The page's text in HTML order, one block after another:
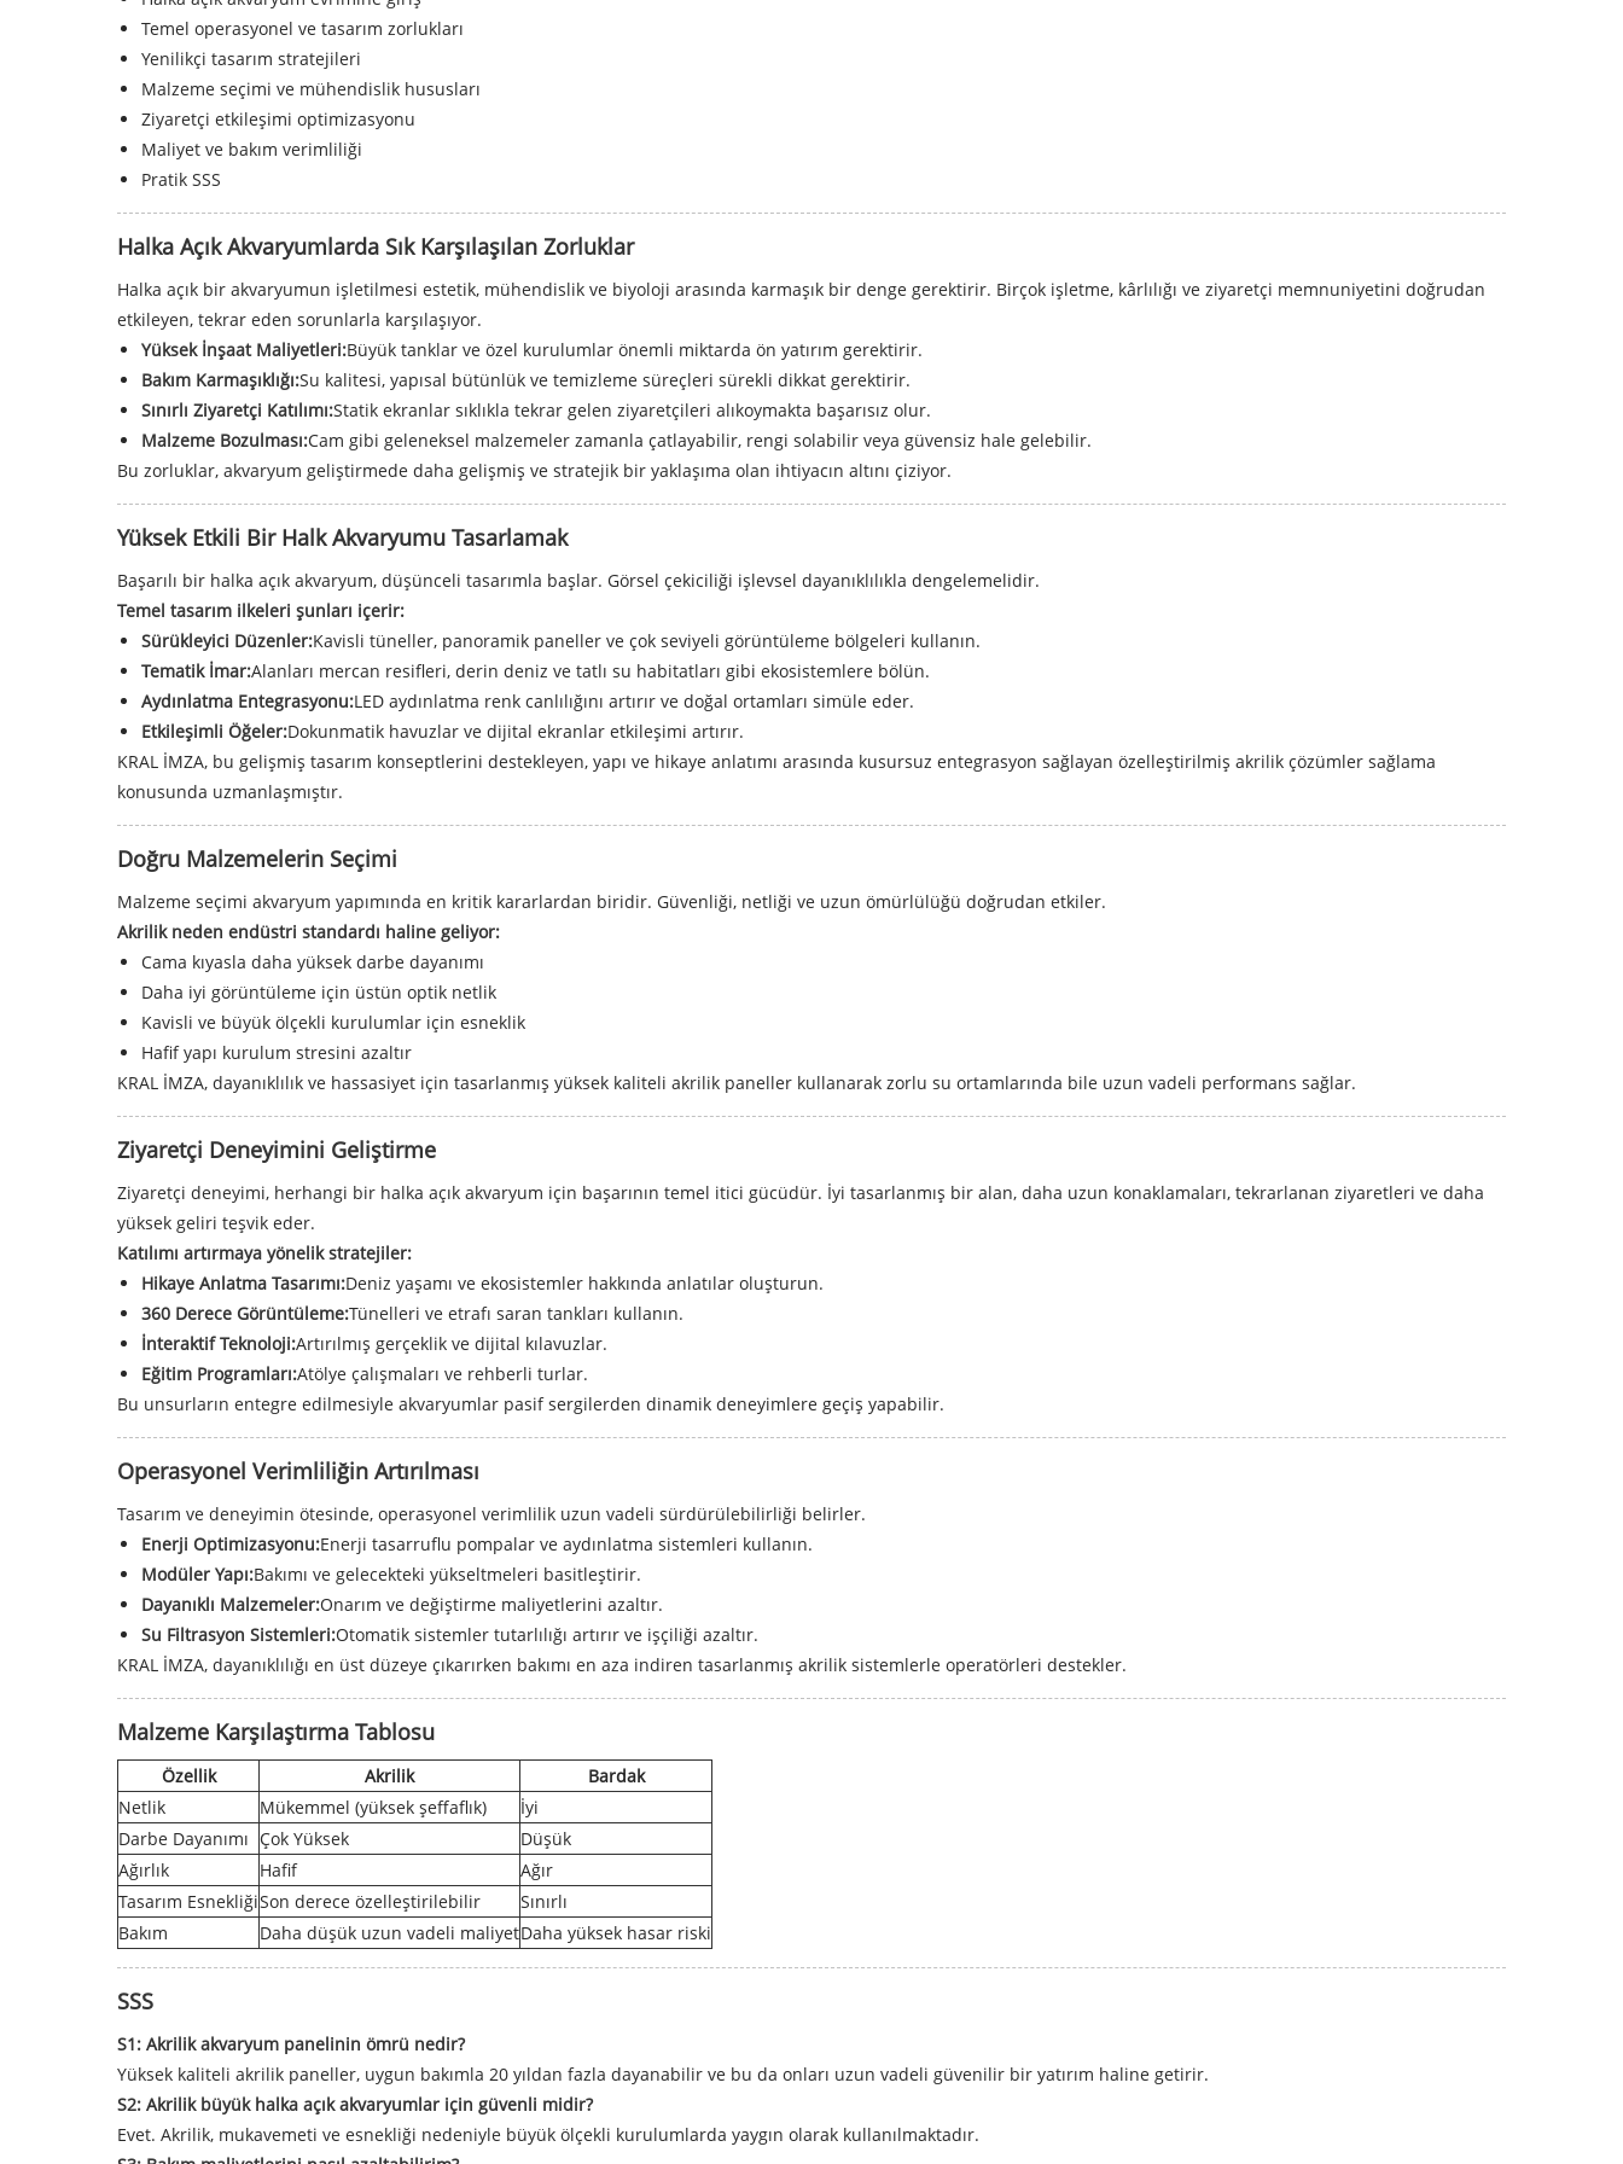
Temel operasyonel ve tasarım zorlukları
Yenilikçi tasarım stratejileri
Malzeme seçimi ve mühendislik hususları
Ziyaretçi etkileşimi optimizasyonu
Maliyet ve bakım verimliliği
Pratik SSS
Halka Açık Akvaryumlarda Sık Karşılaşılan Zorluklar
Halka açık bir akvaryumun işletilmesi estetik, mühendislik ve biyoloji arasında karmaşık bir denge gerektirir. Birçok işletme, kârlılığı ve ziyaretçi memnuniyetini doğrudan
etkileyen, tekrar eden sorunlarla karşılaşıyor.
Yüksek İnşaat Maliyetleri:Büyük tanklar ve özel kurulumlar önemli miktarda ön yatırım gerektirir.
Bakım Karmaşıklığı:Su kalitesi, yapısal bütünlük ve temizleme süreçleri sürekli dikkat gerektirir.
Sınırlı Ziyaretçi Katılımı:Statik ekranlar sıklıkla tekrar gelen ziyaretçileri alıkoymakta başarısız olur.
Malzeme Bozulması:Cam gibi geleneksel malzemeler zamanla çatlayabilir, rengi solabilir veya güvensiz hale gelebilir.
Bu zorluklar, akvaryum geliştirmede daha gelişmiş ve stratejik bir yaklaşıma olan ihtiyacın altını çiziyor.
Yüksek Etkili Bir Halk Akvaryumu Tasarlamak
Başarılı bir halka açık akvaryum, düşünceli tasarımla başlar. Görsel çekiciliği işlevsel dayanıklılıkla dengelemelidir.
Temel tasarım ilkeleri şunları içerir:
Sürükleyici Düzenler:Kavisli tüneller, panoramik paneller ve çok seviyeli görüntüleme bölgeleri kullanın.
Tematik İmar:Alanları mercan resifleri, derin deniz ve tatlı su habitatları gibi ekosistemlere bölün.
Aydınlatma Entegrasyonu:LED aydınlatma renk canlılığını artırır ve doğal ortamları simüle eder.
Etkileşimli Öğeler:Dokunmatik havuzlar ve dijital ekranlar etkileşimi artırır.
KRAL İMZA, bu gelişmiş tasarım konseptlerini destekleyen, yapı ve hikaye anlatımı arasında kusursuz entegrasyon sağlayan özelleştirilmiş akrilik çözümler sağlama
konusunda uzmanlaşmıştır.
Doğru Malzemelerin Seçimi
Malzeme seçimi akvaryum yapımında en kritik kararlardan biridir. Güvenliği, netliği ve uzun ömürlülüğü doğrudan etkiler.
Akrilik neden endüstri standardı haline geliyor:
Cama kıyasla daha yüksek darbe dayanımı
Daha iyi görüntüleme için üstün optik netlik
Kavisli ve büyük ölçekli kurulumlar için esneklik
Hafif yapı kurulum stresini azaltır
KRAL İMZA, dayanıklılık ve hassasiyet için tasarlanmış yüksek kaliteli akrilik paneller kullanarak zorlu su ortamlarında bile uzun vadeli performans sağlar.
Ziyaretçi Deneyimini Geliştirme
Ziyaretçi deneyimi, herhangi bir halka açık akvaryum için başarının temel itici gücüdür. İyi tasarlanmış bir alan, daha uzun konaklamaları, tekrarlanan ziyaretleri ve daha
yüksek geliri teşvik eder.
Katılımı artırmaya yönelik stratejiler:
Hikaye Anlatma Tasarımı:Deniz yaşamı ve ekosistemler hakkında anlatılar oluşturun.
360 Derece Görüntüleme:Tünelleri ve etrafı saran tankları kullanın.
İnteraktif Teknoloji:Artırılmış gerçeklik ve dijital kılavuzlar.
Eğitim Programları:Atölye çalışmaları ve rehberli turlar.
Bu unsurların entegre edilmesiyle akvaryumlar pasif sergilerden dinamik deneyimlere geçiş yapabilir.
Operasyonel Verimliliğin Artırılması
Tasarım ve deneyimin ötesinde, operasyonel verimlilik uzun vadeli sürdürülebilirliği belirler.
Enerji Optimizasyonu:Enerji tasarruflu pompalar ve aydınlatma sistemleri kullanın.
Modüler Yapı:Bakımı ve gelecekteki yükseltmeleri basitleştirir.
Dayanıklı Malzemeler:Onarım ve değiştirme maliyetlerini azaltır.
Su Filtrasyon Sistemleri:Otomatik sistemler tutarlılığı artırır ve işçiliği azaltır.
KRAL İMZA, dayanıklılığı en üst düzeye çıkarırken bakımı en aza indiren tasarlanmış akrilik sistemlerle operatörleri destekler.
Malzeme Karşılaştırma Tablosu
Özellik Akrilik
Bardak
Netlik
Mükemmel (yüksek şeffaflık)
İyi
Darbe Dayanımı Çok Yüksek
Düşük
Ağırlık
Hafif
Ağır
Tasarım EsnekliğiSon derece özelleştirilebilir
Sınırlı
Bakım
Daha düşük uzun vadeli maliyetDaha yüksek hasar riski
SSS
S1: Akrilik akvaryum panelinin ömrü nedir?
Yüksek kaliteli akrilik paneller, uygun bakımla 20 yıldan fazla dayanabilir ve bu da onları uzun vadeli güvenilir bir yatırım haline getirir.
S2: Akrilik büyük halka açık akvaryumlar için güvenli midir?
Evet. Akrilik, mukavemeti ve esnekliği nedeniyle büyük ölçekli kurulumlarda yaygın olarak kullanılmaktadır.